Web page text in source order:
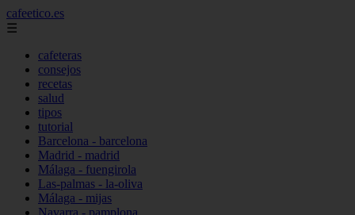
cafeetico.es
☰
cafeteras
consejos
recetas
salud
tipos
tutorial
Barcelona - barcelona
Madrid - madrid
Málaga - fuengirola
Las-palmas - la-oliva
Málaga - mijas
Navarra - pamplona